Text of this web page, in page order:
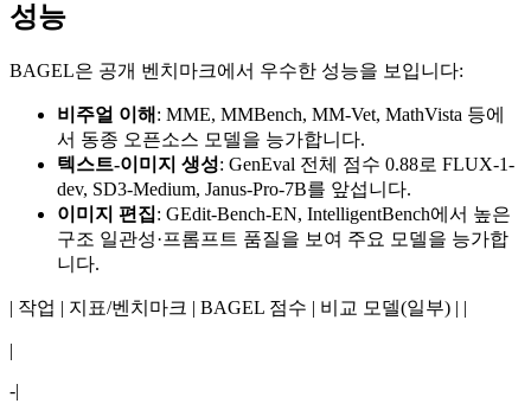
성능
BAGEL은 공개 벤치마크에서 우수한 성능을 보입니다:
비주얼 이해 : MME, MMBench, MM-Vet, MathVista 등에
서 동종 오픈소스 모델을 능가합니다.
텍스트-이미지 생성: GenEval 전체 점수 0.88로 FLUX-1-
dev, SD3-Medium, Janus-Pro-7B를 앞섭니다.
이미지 편집: GEdit-Bench-EN, IntelligentBench에서 높은
구조 일관성·프롬프트 품질을 보여 주요 모델을 능가합
니다.
| 작업 | 지표/벤치마크 | BAGEL 점수 | 비교 모델(일부) | |
|
-|